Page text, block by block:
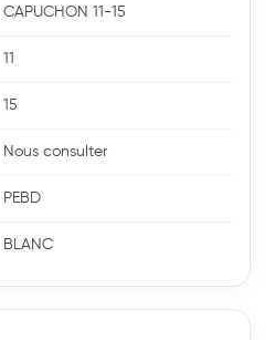
CAPUCHON 11-15
11
15
Nous consulter
PEBD
BLANC